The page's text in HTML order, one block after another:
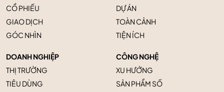
CỔ PHIẾU
GIAO DỊCH
GÓC NHÌN
DỰ ÁN
TOÀN CẢNH
TIỆN ÍCH
DOANH NGHIỆP
THỊ TRƯỜNG
TIÊU DÙNG
CÔNG NGHỆ
XU HƯỚNG
SẢN PHẨM SỐ